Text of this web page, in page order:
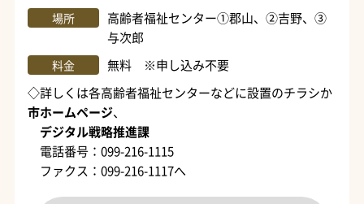
場所
高齢者福祉センター①郡山、②吉野、③
与次郎
料金
無料 ※申し込み不要
◇詳しくは各高齢者福祉センターなどに設置のチラシか
市ホームページ、
デジタル戦略推進課
電話番号：099-216-1115
ファクス：099-216-1117へ